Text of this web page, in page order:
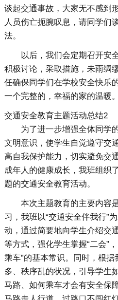
谈起交通事故，大家无不感到
人员伤亡扼腕叹息，请同学们
法。
以后，我们会定期召开安
积极讨论，采取措施，未雨绸
任确保同学们在学校安全快乐
一个完整的，幸福的家的温暖。
交通安全教育主题活动总结2
为了进一步增强全体同学
文明意识，使学生自觉遵守交
高自我保护能力，切实避免交
成年人的健康成长，我班组织
题的交通安全教育活动。
本次主题教育的主要内容
习，我班以“交通安全伴我行”
动，通过简要地向学生介绍交
等方式，强化学生掌握“二会”
乘车”的基本常识。同时，根
多、秩序乱的状况，引导学生
马路、如何乘车才会有安全保